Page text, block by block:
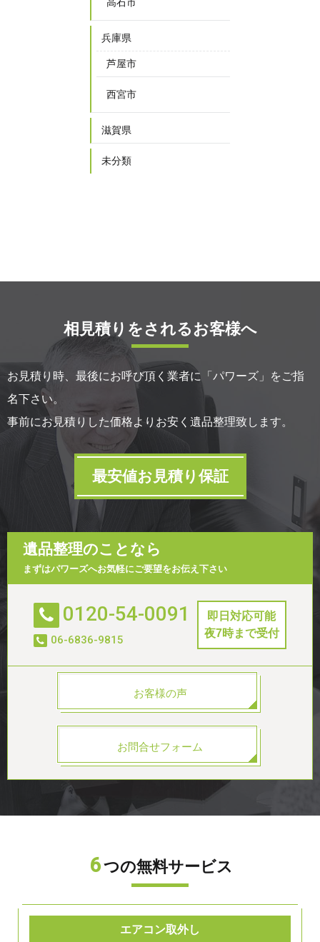
兵庫県
芦屋市
西宮市
滋賀県
未分類
相見積りをされるお客様へ
お見積り時、最後にお呼び頂く業者に「パワーズ」をご指
名下さい。
事前にお見積りした価格よりお安く遺品整理致します。
最安値お見積り保証
遺品整理のことなら
まずはパワーズへお気軽にご要望をお伝え下さい
0120-54-0091
06-6836-9815
即日対応可能
夜7時まで受付
お客様の声
お問合せフォーム
6つの無料サービス
エアコン取外し